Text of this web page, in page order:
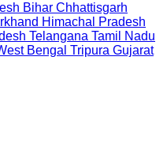
Bihar Chhattisgarh
Himachal Pradesh
Telangana Tamil Nadu
Bengal Tripura Gujarat